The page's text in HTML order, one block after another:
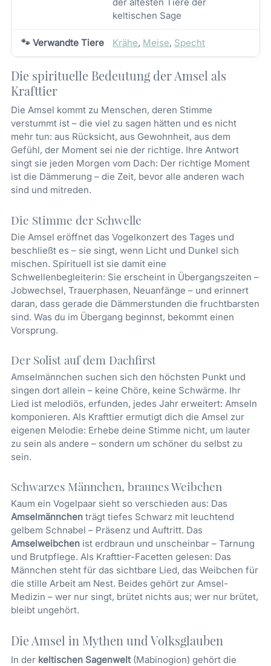
der ältesten Tiere der
keltischen Sage
🐾 Verwandte Tiere Krähe, Meise, Specht
Die spirituelle Bedeutung der Amsel als
Krafttier
Die Amsel kommt zu Menschen, deren Stimme
verstummt ist – die viel zu sagen hätten und es nicht
mehr tun: aus Rücksicht, aus Gewohnheit, aus dem
Gefühl, der Moment sei nie der richtige. Ihre Antwort
singt sie jeden Morgen vom Dach: Der richtige Moment
ist die Dämmerung – die Zeit, bevor alle anderen wach
sind und mitreden.
Die Stimme der Schwelle
Die Amsel eröffnet das Vogelkonzert des Tages und
beschließt es – sie singt, wenn Licht und Dunkel sich
mischen. Spirituell ist sie damit eine
Schwellenbegleiterin: Sie erscheint in Übergangszeiten –
Jobwechsel, Trauerphasen, Neuanfänge – und erinnert
daran, dass gerade die Dämmerstunden die fruchtbarsten
sind. Was du im Übergang beginnst, bekommt einen
Vorsprung.
Der Solist auf dem Dachfirst
Amselmännchen suchen sich den höchsten Punkt und
singen dort allein – keine Chöre, keine Schwärme. Ihr
Lied ist melodiös, erfunden, jedes Jahr erweitert: Amseln
komponieren. Als Krafttier ermutigt dich die Amsel zur
eigenen Melodie: Erhebe deine Stimme nicht, um lauter
zu sein als andere – sondern um schöner du selbst zu
sein.
Schwarzes Männchen, braunes Weibchen
Kaum ein Vogelpaar sieht so verschieden aus: Das
Amselmännchen trägt tiefes Schwarz mit leuchtend
gelbem Schnabel – Präsenz und Auftritt. Das
Amselweibchen ist erdbraun und unscheinbar – Tarnung
und Brutpflege. Als Krafttier-Facetten gelesen: Das
Männchen steht für das sichtbare Lied, das Weibchen für
die stille Arbeit am Nest. Beides gehört zur Amsel-
Medizin – wer nur singt, brütet nichts aus; wer nur brütet,
bleibt ungehört.
Die Amsel in Mythen und Volksglauben
In der keltischen Sagenwelt (Mabinogion) gehört die